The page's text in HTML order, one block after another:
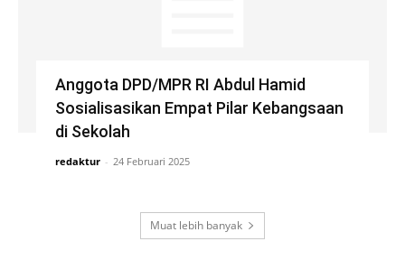
Anggota DPD/MPR RI Abdul Hamid
Sosialisasikan Empat Pilar Kebangsaan
di Sekolah
redaktur - 24 Februari 2025
Muat lebih banyak